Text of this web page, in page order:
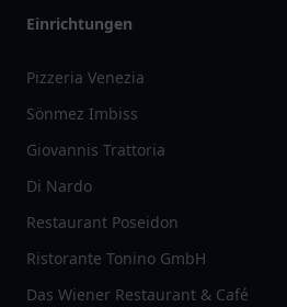
Einrichtungen
Pizzeria Venezia
Sönmez Imbiss
Giovannis Trattoria
Di Nardo
Restaurant Poseidon
Ristorante Tonino GmbH
Das Wiener Restaurant & Café